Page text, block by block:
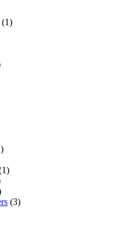
(1)
(3)